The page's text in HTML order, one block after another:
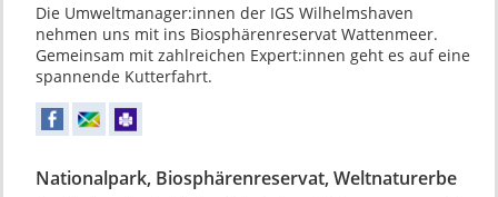
Die Umweltmanager:innen der IGS Wilhelmshaven
nehmen uns mit ins Biosphären­reservat Wattenmeer.
Gemeinsam mit zahlreichen Expert:innen geht es auf eine
spannende Kutterfahrt.
Nationalpark, Biosphärenreservat, Weltnaturerbe